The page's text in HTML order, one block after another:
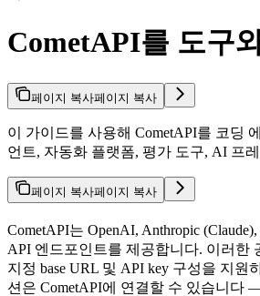
CometAPI를 도구
페이지 복사페이지 복사
이 가이드를 사용해 CometAPI를 코딩
언트, 자동화 플랫폼, 평가 도구, AI 프
페이지 복사페이지 복사
CometAPI는 OpenAI, Anthropic
API 엔드포인트를 제공합니다. 이러한
지정 base URL 및 API key 구성을 지원
션은 CometAPI에 연결할 수 있습니다